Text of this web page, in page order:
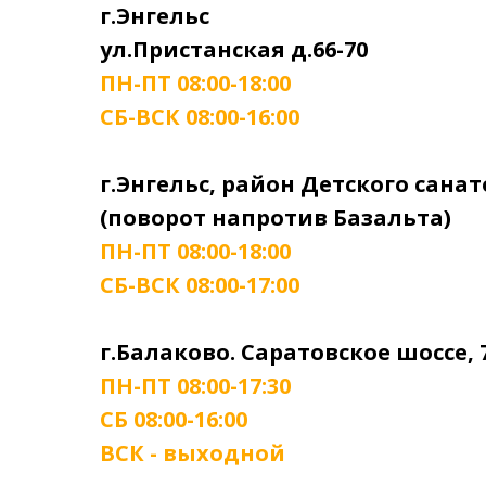
г.Энгельс
ул.Пристанская д.66-70
ПН-ПТ 08:00-18:00
СБ-ВСК 08:00-16:00
г.Энгельс, район Детского
(поворот напротив Базальта)
ПН-ПТ 08:00-18:00
СБ-ВСК 08:00-17:00
г.Балаково. Саратовское шоссе,
ПН-ПТ 08:00-17:30
СБ 08:00-16:00
ВСК - выходной